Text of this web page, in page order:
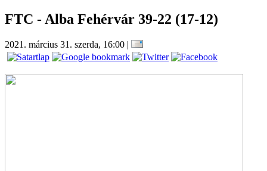
FTC - Alba Fehérvár 39-22 (17-12)
2021. március 31. szerda, 16:00 |